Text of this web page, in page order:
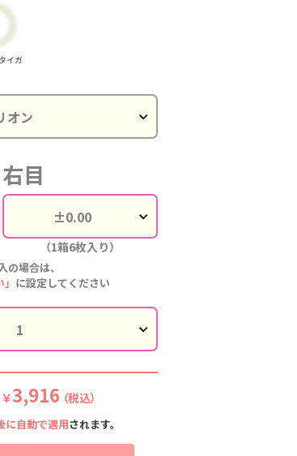
イガ
右目
（1箱6枚入り）
場合は、
に設定してください
￥3,916 （税込）
に自動で適用されます。